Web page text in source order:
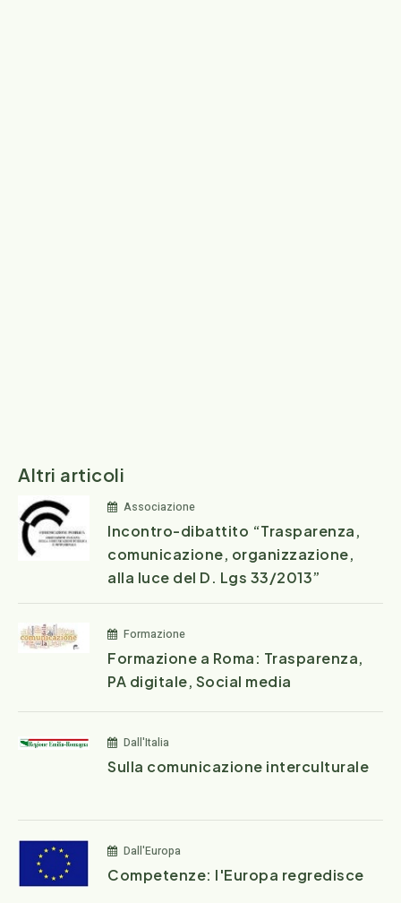
Altri articoli
Associazione
Incontro-dibattito “Trasparenza,
comunicazione, organizzazione,
alla luce del D. Lgs 33/2013”
Formazione
Formazione a Roma: Trasparenza,
PA digitale, Social media
Dall'Italia
Sulla comunicazione interculturale
Dall'Europa
Competenze: l'Europa regredisce